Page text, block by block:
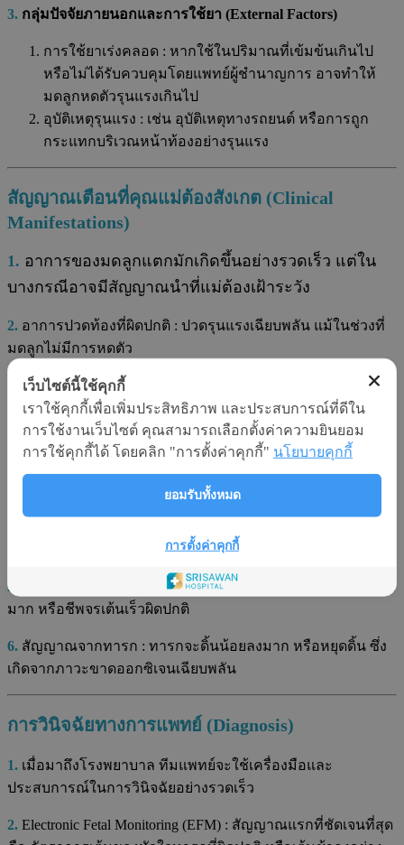
3. กลุ่มปัจจัยภายนอกและการใช้ยา (External Factors)
การใช้ยาเร่งคลอด : หากใช้ในปริมาณที่เข้มข้นเกินไป
หรือไม่ได้รับควบคุมโดยแพทย์ผู้ชำนาญการ อาจทำให้
มดลูกหดตัวรุนแรงเกินไป
อุบัติเหตุรุนแรง : เช่น อุบัติเหตุทางรถยนต์ หรือการถูก
กระแทกบริเวณหน้าท้องอย่างรุนแรง
สัญญาณเตือนที่คุณแม่ต้องสังเกต (Clinical
Manifestations)
1. อาการของมดลูกแตกมักเกิดขึ้นอย่างรวดเร็ว แต่ใน
บางกรณีอาจมีสัญญาณนำที่แม่ต้องเฝ้าระวัง
2. อาการปวดท้องที่ผิดปกติ : ปวดรุนแรงเฉียบพลัน แม้ในช่วงที่
มดลูกไม่มีการหดตัว
เลือดออกทางช่องคลอด : อาจพบเลือดออกกะปริดกะปรอย
หรือไหลออกมามากผิดปกติ (อย่างไรก็ตาม บางกรณีเลือดอาจ
ตกค้างอยู่ในช่องท้อง
ลักษณะท้องเปลี่ยนรูป : หากทารกหลุดออกมาในช่องท้อง
5.
อาการช็อกจากการเสียเลือด : หน้ามืด ใจสั่น ตัวเย็น เหงื่อออก
มาก หรือชีพจรเต้นเร็วผิดปกติ
6. สัญญาณจากทารก : ทารกจะดิ้นน้อยลงมาก หรือหยุดดิ้น ซึ่ง
เกิดจากภาวะขาดออกซิเจนเฉียบพลัน
การวินิจฉัยทางการแพทย์ (Diagnosis)
1. เมื่อมาถึงโรงพยาบาล ทีมแพทย์จะใช้เครื่องมือและ
ประสบการณ์ในการวินิจฉัยอย่างรวดเร็ว
2. Electronic Fetal Monitoring (EFM) : สัญญาณแรกที่ชัดเจนที่สุด
เว็บไซต์นี้ใช้คุกกี้
เราใช้คุกกี้เพื่อเพิ่มประสิทธิภาพ และประสบการณ์ที่ดีใน
การใช้งานเว็บไซต์ คุณสามารถเลือกตั้งค่าความยินยอม
การใช้คุกกี้ได้ โดยคลิก "การตั้งค่าคุกกี้" นโยบายคุกกี้
ยอมรับทั้งหมด
การตั้งค่าคุกกี้